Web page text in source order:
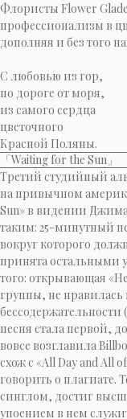
Флористы Flower
профессионализм в
дополняя и без того
C любовью из гор,
по дороге от моря,
из самого сердца
цветочного
Красной Поляны.
「Waiting for the Sun」
Третий студийный
на привычном
Sun» в видении
таким: 25-минутный
вокруг которого
принята остальными
того: открывающая
группы, не нравилась
песня стала первой,
вовсе возглавила
схож с «All Day and All
говорить о плагиате.
синглом, достиг
упоением в нем